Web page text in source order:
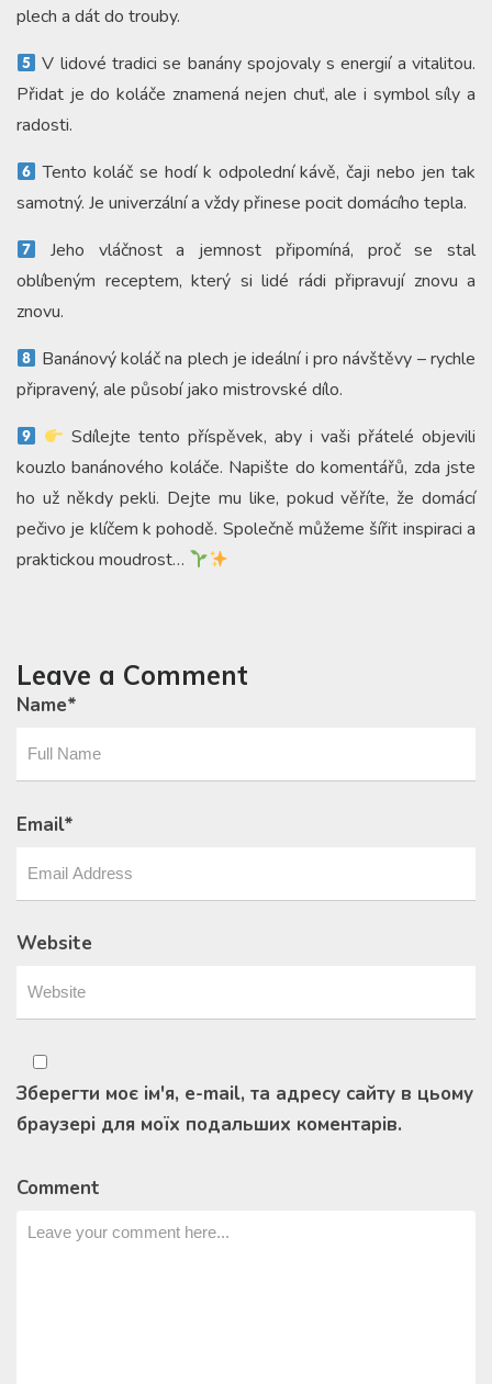
plech a dát do trouby.
V lidové tradici se banány spojovaly s energií a vitalitou.
Přidat je do koláče znamená nejen chuť, ale i symbol síly a
radosti.
Tento koláč se hodí k odpolední kávě, čaji nebo jen tak
samotný. Je univerzální a vždy přinese pocit domácího tepla.
Jeho vláčnost a jemnost připomíná, proč se stal
oblíbeným receptem, který si lidé rádi připravují znovu a
znovu.
Banánový koláč na plech je ideální i pro návštěvy – rychle
připravený, ale působí jako mistrovské dílo.
Sdílejte tento příspěvek, aby i vaši přátelé objevili
kouzlo banánového koláče. Napište do komentářů, zda jste
ho už někdy pekli. Dejte mu like, pokud věříte, že domácí
pečivo je klíčem k pohodě. Společně můžeme šířit inspiraci a
praktickou moudrost…
Leave a Comment
Name*
Email*
Website
Зберегти моє ім'я, e-mail, та адресу сайту в цьому
браузері для моїх подальших коментарів.
Comment